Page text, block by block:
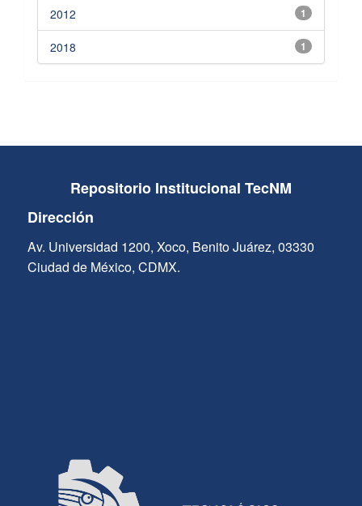
1
2012
1
2018
Repositorio Institucional TecNM
Dirección
Av. Universidad 1200, Xoco, Benito Juárez, 03330
Ciudad de México, CDMX.